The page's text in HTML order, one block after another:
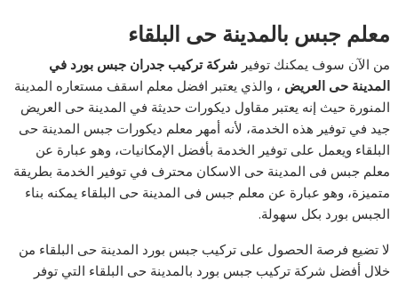
معلم جبس بالمدينة حى البلقاء
من الآن سوف يمكنك توفير شركة تركيب جدران جبس بورد في
المدينة حى العريض ، والذي يعتبر افضل معلم اسقف مستعاره المدينة
المنورة حيث إنه يعتبر مقاول ديكورات حديثة في المدينة حى العريض
جيد في توفير هذه الخدمة، لأنه أمهر معلم ديكورات جبس المدينة حى
البلقاء ويعمل على توفير الخدمة بأفضل الإمكانيات، وهو عبارة عن
معلم جبس فى المدينة حى الاسكان محترف في توفير الخدمة بطريقة
متميزة، وهو عبارة عن معلم جبس فى المدينة حى البلقاء يمكنه بناء
الجبس بورد بكل سهولة.
لا تضيع فرصة الحصول على تركيب جبس بورد المدينة حى البلقاء من
خلال أفضل شركة تركيب جبس بورد بالمدينة حى البلقاء التي توفر